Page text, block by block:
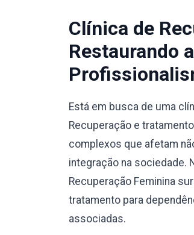
Clínica de
Restaurando
Está em busca de uma
Recuperação e
complexos que afetam
integração na sociedade.
Recuperação Feminina
tratamento para
associadas.